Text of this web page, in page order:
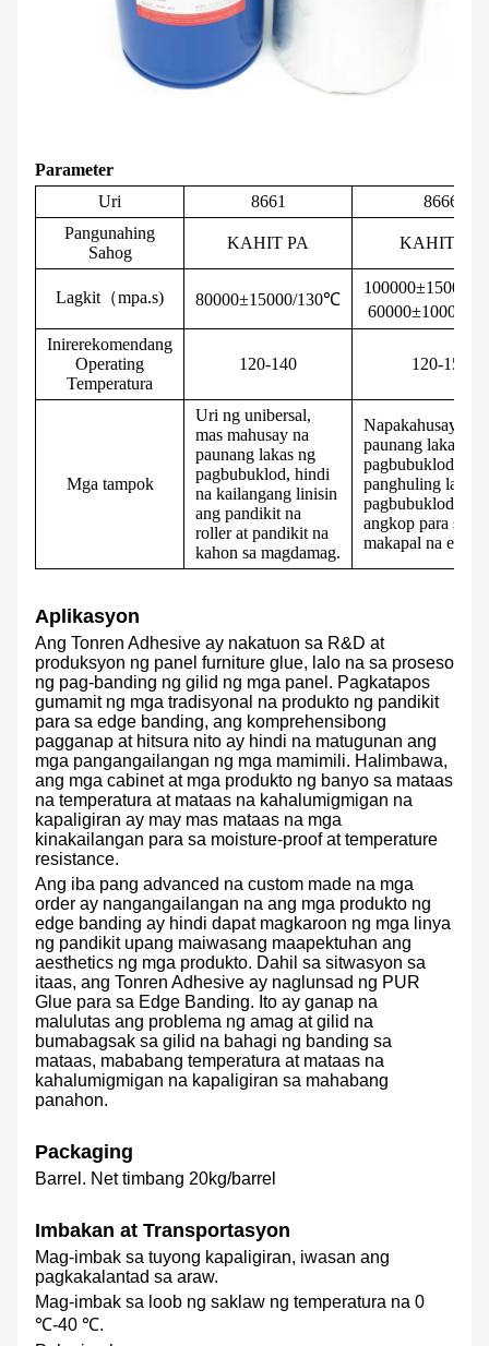
Parameter
Uri
8661
8666
Pangunahing
Sahog
KAHIT PA KAHIT PA
Lagkit（mpa.s) 80000±15000/130℃
100000±15000/
60000±10000/
Inirerekomendang
Operating
Temperatura
120-140 120-150
Mga tampok
Uri ng unibersal,
mas mahusay na
paunang lakas ng
pagbubuklod, hindi
na kailangang linisin
ang pandikit na
roller at pandikit na
kahon sa magdamag.
Napakahusay na
paunang lakas ng
pagbubuklod at
panghuling lakas
pagbubuklod, na
angkop para sa
makapal na
Aplikasyon
Ang Tonren Adhesive ay nakatuon sa R&D at
produksyon ng panel furniture glue, lalo na sa proseso
ng pag-banding ng gilid ng mga panel. Pagkatapos
gumamit ng mga tradisyonal na produkto ng pandikit
para sa edge banding, ang komprehensibong
pagganap at hitsura nito ay hindi na matugunan ang
mga pangangailangan ng mga mamimili. Halimbawa,
ang mga cabinet at mga produkto ng banyo sa mataas
na temperatura at mataas na kahalumigmigan na
kapaligiran ay may mas mataas na mga
kinakailangan para sa moisture-proof at temperature
resistance.
Ang iba pang advanced na custom made na mga
order ay nangangailangan na ang mga produkto ng
edge banding ay hindi dapat magkaroon ng mga linya
ng pandikit upang maiwasang maapektuhan ang
aesthetics ng mga produkto. Dahil sa sitwasyon sa
itaas, ang Tonren Adhesive ay naglunsad ng PUR
Glue para sa Edge Banding. Ito ay ganap na
malulutas ang problema ng amag at gilid na
bumabagsak sa gilid na bahagi ng banding sa
mataas, mababang temperatura at mataas na
kahalumigmigan na kapaligiran sa mahabang
panahon.
Packaging
Barrel. Net timbang 20kg/barrel
Imbakan at Transportasyon
Mag-imbak sa tuyong kapaligiran, iwasan ang
pagkakalantad sa araw.
Mag-imbak sa loob ng saklaw ng temperatura na 0
℃-40 ℃.